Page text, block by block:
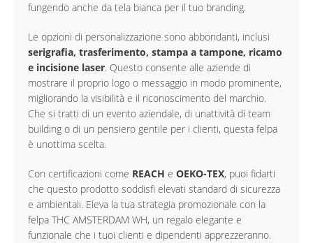
fungendo anche da tela bianca per il tuo branding.
Le opzioni di personalizzazione sono abbondanti, inclusi
serigrafia, trasferimento, stampa a tampone, ricamo
e incisione laser. Questo consente alle aziende di
mostrare il proprio logo o messaggio in modo prominente,
migliorando la visibilità e il riconoscimento del marchio.
Che si tratti di un evento aziendale, di unattività di team
building o di un pensiero gentile per i clienti, questa felpa
è unottima scelta.
Con certificazioni come REACH e OEKO-TEX, puoi fidarti
che questo prodotto soddisfi elevati standard di sicurezza
e ambientali. Eleva la tua strategia promozionale con la
felpa THC AMSTERDAM WH, un regalo elegante e
funzionale che i tuoi clienti e dipendenti apprezzeranno.